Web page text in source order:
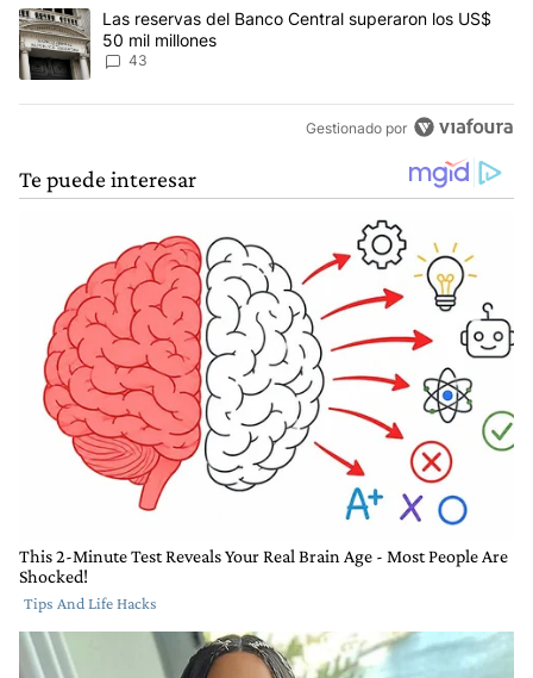
Un artículo de tendencia con el título "Las reservas del Banco
Las reservas del Banco Central superaron los US$
50 mil millones
43
Gestionado por